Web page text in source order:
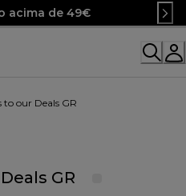
acima de 49€
to our Deals GR
GR